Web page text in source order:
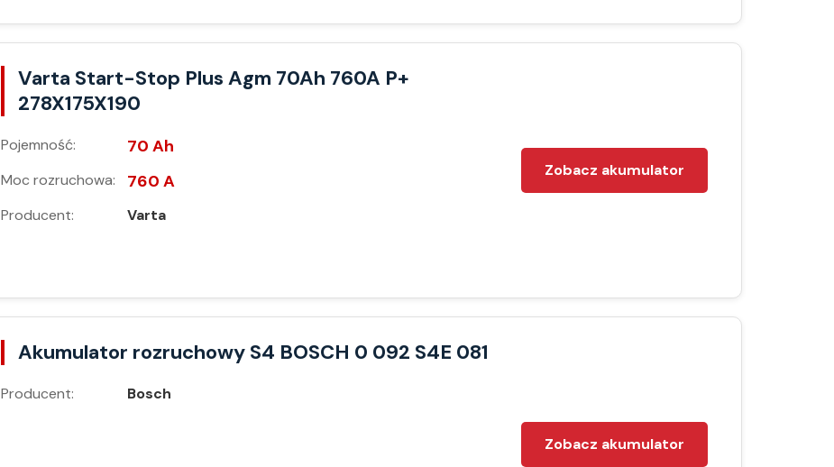
Varta Start-Stop Plus Agm 70Ah 760A P+
278X175X190
Pojemność: 70 Ah
Moc rozruchowa: 760 A
Producent: Varta
Zobacz akumulator
Akumulator rozruchowy S4 BOSCH 0 092 S4E 081
Producent: Bosch
Zobacz akumulator